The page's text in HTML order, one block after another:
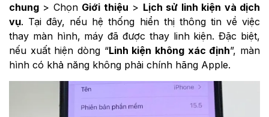
chung > Chọn Giới thiệu > Lịch sử linh kiện và dịch
vụ. Tại đây, nếu hệ thống hiển thị thông tin về việc
thay màn hình, máy đã được thay linh kiện. Đặc biệt,
nếu xuất hiện dòng “Linh kiện không xác định”, màn
hình có khả năng không phải chính hãng Apple.